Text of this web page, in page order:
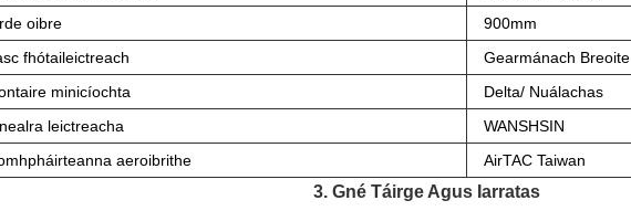
oibre
900mm
fhótaileictreach
Gearmánach Breoite
minicíochta
Delta/ Nuálachas
leictreacha
WANSHSIN
aeroibrithe
AirTAC Taiwan
3. Gné Táirge Agus Iarratas